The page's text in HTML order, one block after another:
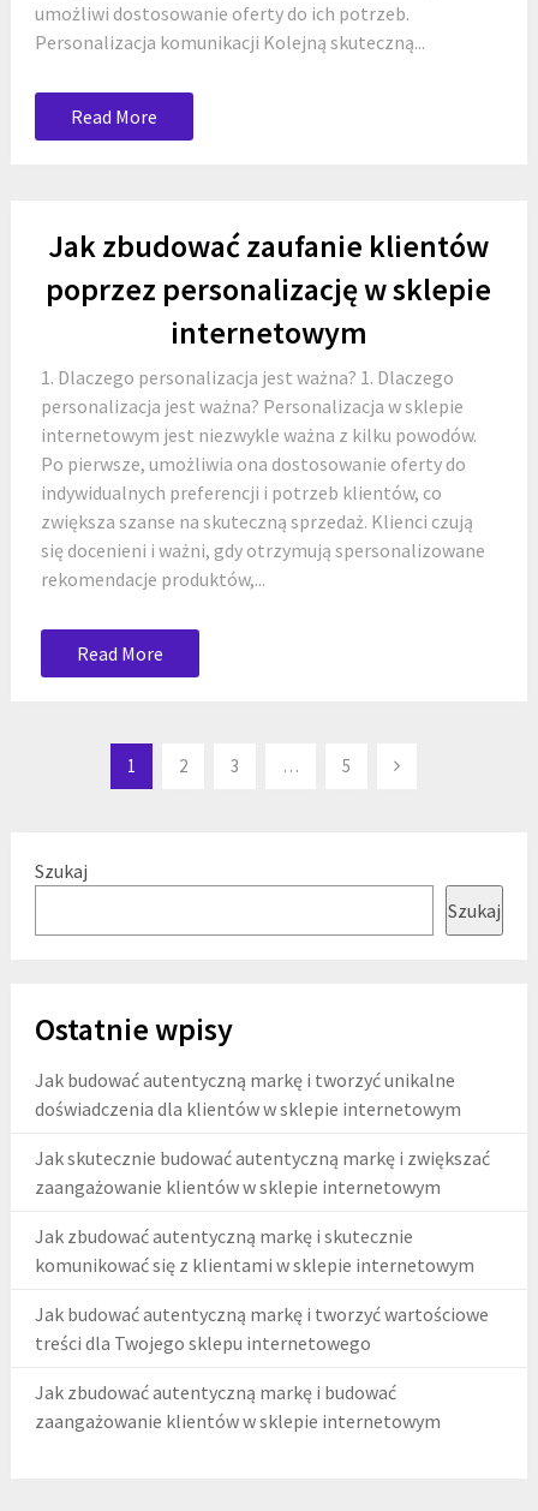
umożliwi dostosowanie oferty do ich potrzeb.
Personalizacja komunikacji Kolejną skuteczną...
Read More
Jak zbudować zaufanie klientów
poprzez personalizację w sklepie
internetowym
1. Dlaczego personalizacja jest ważna? 1. Dlaczego
personalizacja jest ważna? Personalizacja w sklepie
internetowym jest niezwykle ważna z kilku powodów.
Po pierwsze, umożliwia ona dostosowanie oferty do
indywidualnych preferencji i potrzeb klientów, co
zwiększa szanse na skuteczną sprzedaż. Klienci czują
się docenieni i ważni, gdy otrzymują spersonalizowane
rekomendacje produktów,...
Read More
Stronicowanie
1 2 3 … 5
Szukaj
Szukaj
Ostatnie wpisy
Jak budować autentyczną markę i tworzyć unikalne
doświadczenia dla klientów w sklepie internetowym
Jak skutecznie budować autentyczną markę i zwiększać
zaangażowanie klientów w sklepie internetowym
Jak zbudować autentyczną markę i skutecznie
komunikować się z klientami w sklepie internetowym
Jak budować autentyczną markę i tworzyć wartościowe
treści dla Twojego sklepu internetowego
Jak zbudować autentyczną markę i budować
zaangażowanie klientów w sklepie internetowym